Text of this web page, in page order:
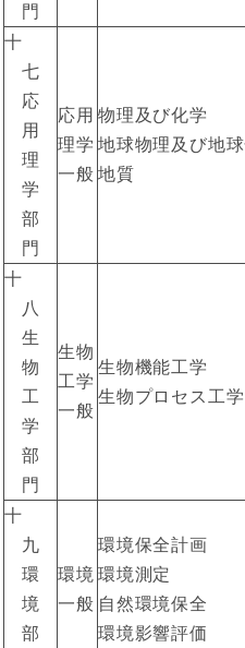
門
十
七
応
用
理
学
部
門
応用
理学
一般
物理及び化学
地球物理及び地
地質
十
八
生
物
工
学
部
門
生物
工学
一般
生物機能工学
生物プロセス工学
十
九
環
境
部
環境
一般
環境保全計画
環境測定
自然環境保全
環境影響評価